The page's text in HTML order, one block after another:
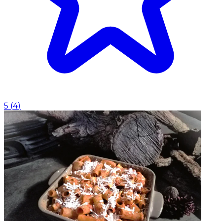
5 (4)